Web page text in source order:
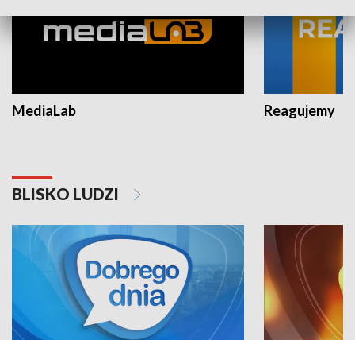
MediaLab Reagujemy
BLISKO LUDZI